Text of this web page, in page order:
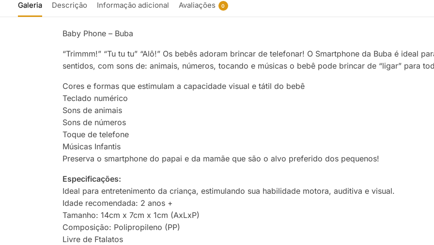
Galeria Descrição Informação adicional Avaliações 0
Baby Phone – Buba
“Trimmm!” “Tu tu tu” “Alô!” Os bebês adoram brincar de telefonar! O Smartphone da Buba é ideal
sentidos, com sons de: animais, números, tocando e músicas o bebê pode brincar de “ligar” para
Cores e formas que estimulam a capacidade visual e tátil do bebê
Teclado numérico
Sons de animais
Sons de números
Toque de telefone
Músicas Infantis
Preserva o smartphone do papai e da mamãe que são o alvo preferido dos pequenos!
Especificações:
Ideal para entretenimento da criança, estimulando sua habilidade motora, auditiva e visual.
Idade recomendada: 2 anos +
Tamanho: 14cm x 7cm x 1cm (AxLxP)
Composição: Polipropileno (PP)
Livre de Ftalatos